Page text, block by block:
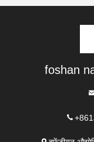
foshan